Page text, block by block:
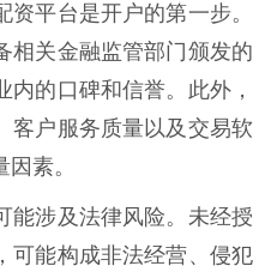
平台是开户的第一步。
相关金融监管部门颁发的
的口碑和信誉。此外，
客户服务质量以及交易软
素。
能涉及法律风险。未经授
可能构成非法经营、侵犯